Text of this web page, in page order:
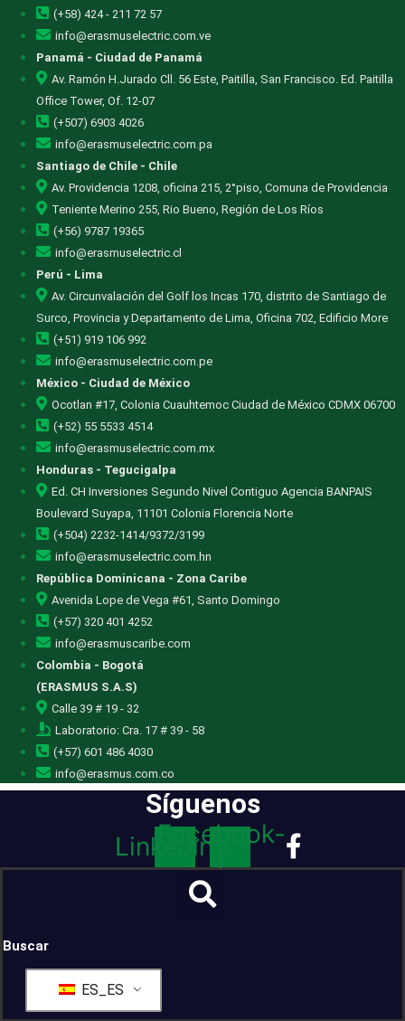
(+58) 424 - 211 72 57
info@erasmuselectric.com.ve
Panamá - Ciudad de Panamá
Av. Ramón H.Jurado Cll. 56 Este, Paitilla, San Francisco. Ed. Paitilla
Office Tower, Of. 12-07
(+507) 6903 4026
info@erasmuselectric.com.pa
Santiago de Chile - Chile
Av. Providencia 1208, oficina 215, 2°piso, Comuna de Providencia
Teniente Merino 255, Rio Bueno, Región de Los Ríos
(+56) 9787 19365
info@erasmuselectric.cl
Perú - Lima
Av. Circunvalación del Golf los Incas 170, distrito de Santiago de
Surco, Provincia y Departamento de Lima, Oficina 702, Edificio More
(+51) 919 106 992
info@erasmuselectric.com.pe
México - Ciudad de México
Ocotlan #17, Colonia Cuauhtemoc Ciudad de México CDMX 06700
(+52) 55 5533 4514
info@erasmuselectric.com.mx
Honduras - Tegucigalpa
Ed. CH Inversiones Segundo Nivel Contiguo Agencia BANPAIS
Boulevard Suyapa, 11101 Colonia Florencia Norte
(+504) 2232-1414/9372/3199
info@erasmuselectric.com.hn
República Dominicana - Zona Caribe
Avenida Lope de Vega #61, Santo Domingo
(+57) 320 401 4252
info@erasmuscaribe.com
Colombia - Bogotá
(ERASMUS S.A.S)
Calle 39 # 19 - 32
Laboratorio: Cra. 17 # 39 - 58
(+57) 601 486 4030
info@erasmus.com.co
Síguenos
Linkedin
Facebook-
f
Buscar
ES_ES